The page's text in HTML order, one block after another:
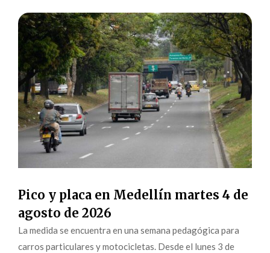
Pico y placa en Medellín martes 4 de
agosto de 2026
La medida se encuentra en una semana pedagógica para
carros particulares y motocicletas. Desde el lunes 3 de